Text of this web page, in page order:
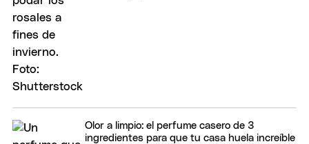
Olor a limpio: el perfume casero de 3
ingredientes para que tu casa huela increíble